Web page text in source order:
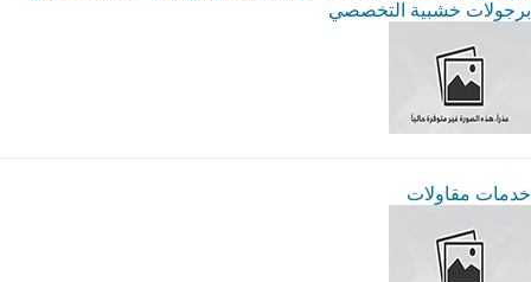
برجولات خشبية التخصصي
خدمات مقاولات